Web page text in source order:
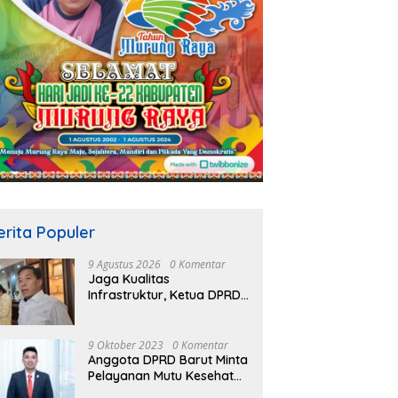
Populer
9 Agustus 2026 0 Komentar
Jaga Kualitas
Infrastruktur, Ketua DPRD
Jembatan
9 Oktober 2023 0 Komentar
Anggota DPRD Barut Minta
Pelayanan Mutu Kesehatan